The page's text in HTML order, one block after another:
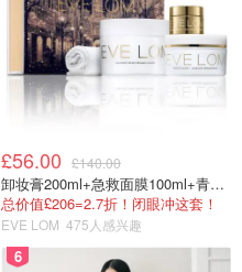
£56.00 £140.00
卸妆膏200ml+急救面膜100ml+青春面霜15ml
总价值£206=2.7折！闭眼冲这套！
EVE LOM 475人感兴趣
6